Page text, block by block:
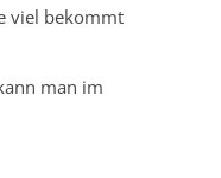
viel bekommt
man im